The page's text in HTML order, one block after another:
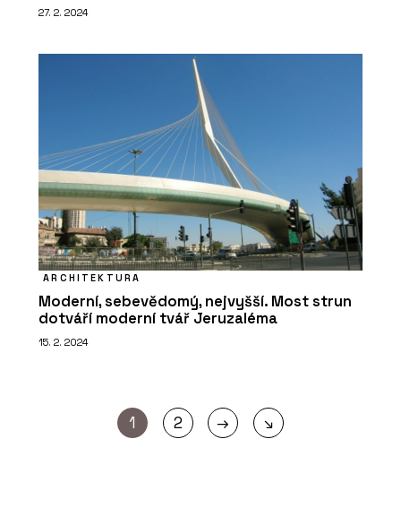
27. 2. 2024
ARCHITEKTURA
Moderní, sebevědomý, nejvyšší. Most strun
dotváří moderní tvář Jeruzaléma
15. 2. 2024
1 2 → ↘